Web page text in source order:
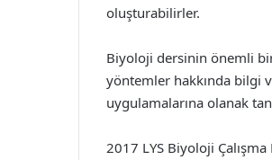
oluşturabilirler.
Biyoloji dersinin önemli
yöntemler hakkında bilgi
uygulamalarına olanak
2017 LYS Biyoloji